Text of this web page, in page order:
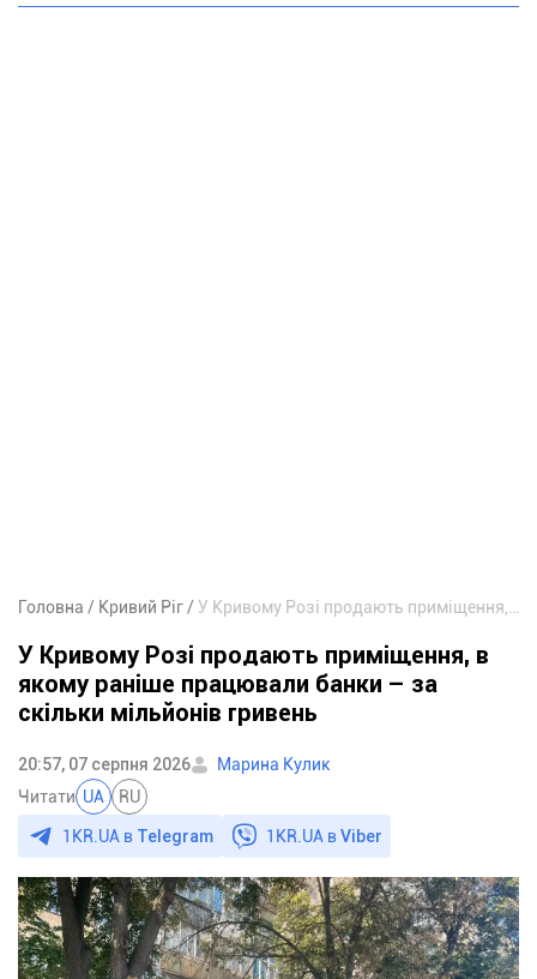
Головна Кривий Ріг У Кривому Розі продають приміщення, в якому раніше працювали банки – за скільки мільйонів гривень
У Кривому Розі продають приміщення, в
якому раніше працювали банки – за
скільки мільйонів гривень
20:57, 07 серпня 2026
Марина Кулик
Читати UA RU
1KR.UA в Telegram 1KR.UA вViber